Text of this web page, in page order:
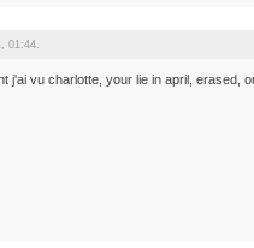
01:44.
j'ai vu charlotte, your lie in april,